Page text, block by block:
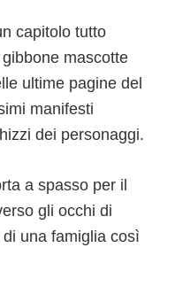
capitolo tutto
mascotte
ultime pagine del
manifesti
dei personaggi.
a spasso per il
gli occhi di
una famiglia così